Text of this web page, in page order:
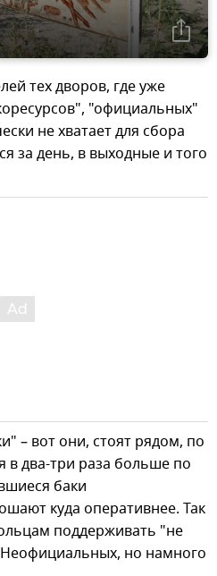
тех дворов, где уже
"официальных"
не хватает для сбора
за день, в выходные и того
– вот они, стоят рядом, по
в два-три раза больше по
баки
куда оперативнее. Так
поддерживать "не
но намного